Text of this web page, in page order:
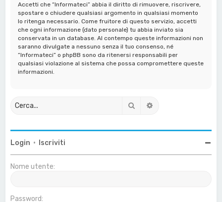
Accetti che “Informateci” abbia il diritto di rimuovere, riscrivere,
spostare o chiudere qualsiasi argomento in qualsiasi momento
lo ritenga necessario. Come fruitore di questo servizio, accetti
che ogni informazione (dato personale) tu abbia inviato sia
conservata in un database. Al contempo queste informazioni non
saranno divulgate a nessuno senza il tuo consenso, né
“Informateci” o phpBB sono da ritenersi responsabili per
qualsiasi violazione al sistema che possa compromettere queste
informazioni.
Cerca
Login • Iscriviti
Nome utente:
Password: